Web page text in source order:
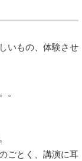
いもの、体験させ
。
ごとく、講演に耳